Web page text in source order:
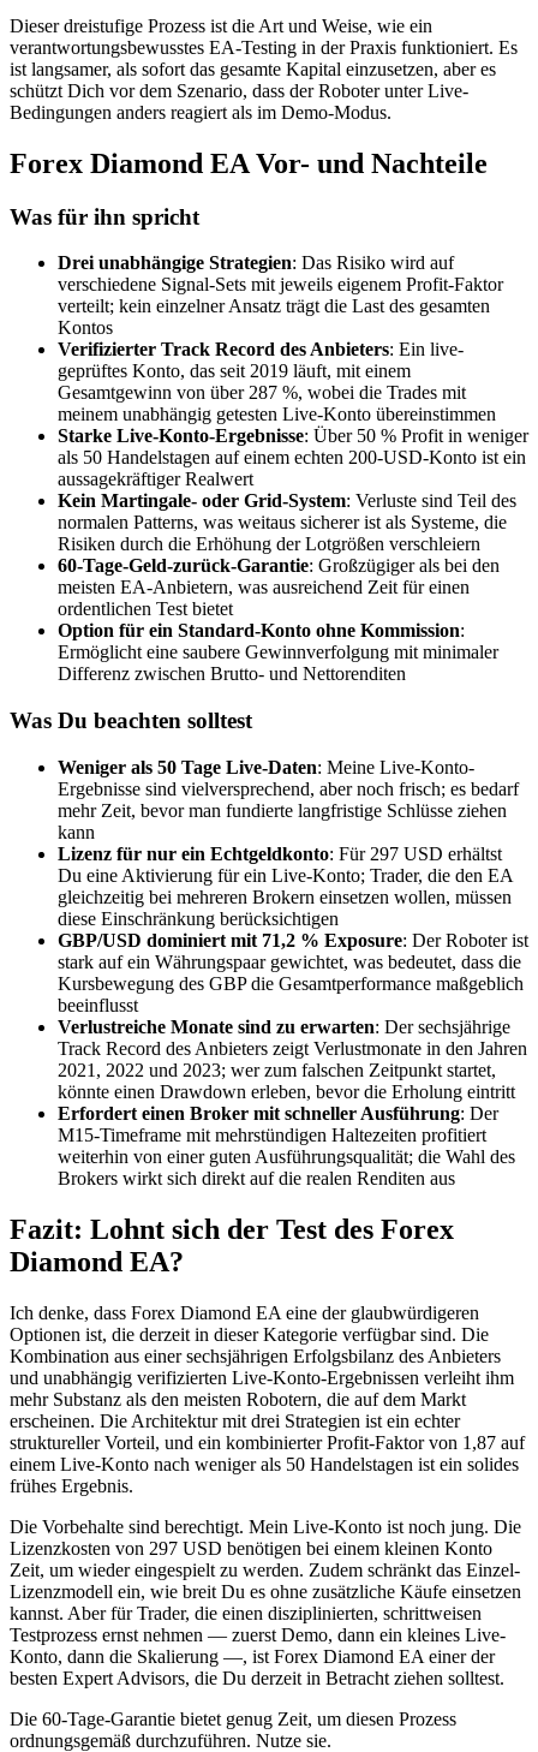
Dieser dreistufige Prozess ist die Art und Weise, wie ein
verantwortungsbewusstes EA-Testing in der Praxis funktioniert. Es
ist langsamer, als sofort das gesamte Kapital einzusetzen, aber es
schützt Dich vor dem Szenario, dass der Roboter unter Live-
Bedingungen anders reagiert als im Demo-Modus.
Forex Diamond EA Vor- und Nachteile
Was für ihn spricht
Drei unabhängige Strategien: Das Risiko wird auf
verschiedene Signal-Sets mit jeweils eigenem Profit-Faktor
verteilt; kein einzelner Ansatz trägt die Last des gesamten
Kontos
Verifizierter Track Record des Anbieters: Ein live-
geprüftes Konto, das seit 2019 läuft, mit einem
Gesamtgewinn von über 287 %, wobei die Trades mit
meinem unabhängig getesten Live-Konto übereinstimmen
Starke Live-Konto-Ergebnisse: Über 50 % Profit in weniger
als 50 Handelstagen auf einem echten 200-USD-Konto ist ein
aussagekräftiger Realwert
Kein Martingale- oder Grid-System: Verluste sind Teil des
normalen Patterns, was weitaus sicherer ist als Systeme, die
Risiken durch die Erhöhung der Lotgrößen verschleiern
60-Tage-Geld-zurück-Garantie: Großzügiger als bei den
meisten EA-Anbietern, was ausreichend Zeit für einen
ordentlichen Test bietet
Option für ein Standard-Konto ohne Kommission:
Ermöglicht eine saubere Gewinnverfolgung mit minimaler
Differenz zwischen Brutto- und Nettorenditen
Was Du beachten solltest
Weniger als 50 Tage Live-Daten: Meine Live-Konto-
Ergebnisse sind vielversprechend, aber noch frisch; es bedarf
mehr Zeit, bevor man fundierte langfristige Schlüsse ziehen
kann
Lizenz für nur ein Echtgeldkonto: Für 297 USD erhältst
Du eine Aktivierung für ein Live-Konto; Trader, die den EA
gleichzeitig bei mehreren Brokern einsetzen wollen, müssen
diese Einschränkung berücksichtigen
GBP/USD dominiert mit 71,2 % Exposure: Der Roboter ist
stark auf ein Währungspaar gewichtet, was bedeutet, dass die
Kursbewegung des GBP die Gesamtperformance maßgeblich
beeinflusst
Verlustreiche Monate sind zu erwarten: Der sechsjährige
Track Record des Anbieters zeigt Verlustmonate in den Jahren
2021, 2022 und 2023; wer zum falschen Zeitpunkt startet,
könnte einen Drawdown erleben, bevor die Erholung eintritt
Erfordert einen Broker mit schneller Ausführung: Der
M15-Timeframe mit mehrstündigen Haltezeiten profitiert
weiterhin von einer guten Ausführungsqualität; die Wahl des
Brokers wirkt sich direkt auf die realen Renditen aus
Fazit: Lohnt sich der Test des Forex
Diamond EA?
Ich denke, dass Forex Diamond EA eine der glaubwürdigeren
Optionen ist, die derzeit in dieser Kategorie verfügbar sind. Die
Kombination aus einer sechsjährigen Erfolgsbilanz des Anbieters
und unabhängig verifizierten Live-Konto-Ergebnissen verleiht ihm
mehr Substanz als den meisten Robotern, die auf dem Markt
erscheinen. Die Architektur mit drei Strategien ist ein echter
struktureller Vorteil, und ein kombinierter Profit-Faktor von 1,87 auf
einem Live-Konto nach weniger als 50 Handelstagen ist ein solides
frühes Ergebnis.
Die Vorbehalte sind berechtigt. Mein Live-Konto ist noch jung. Die
Lizenzkosten von 297 USD benötigen bei einem kleinen Konto
Zeit, um wieder eingespielt zu werden. Zudem schränkt das Einzel-
Lizenzmodell ein, wie breit Du es ohne zusätzliche Käufe einsetzen
kannst. Aber für Trader, die einen disziplinierten, schrittweisen
Testprozess ernst nehmen — zuerst Demo, dann ein kleines Live-
Konto, dann die Skalierung —, ist Forex Diamond EA einer der
besten Expert Advisors, die Du derzeit in Betracht ziehen solltest.
Die 60-Tage-Garantie bietet genug Zeit, um diesen Prozess
ordnungsgemäß durchzuführen. Nutze sie.